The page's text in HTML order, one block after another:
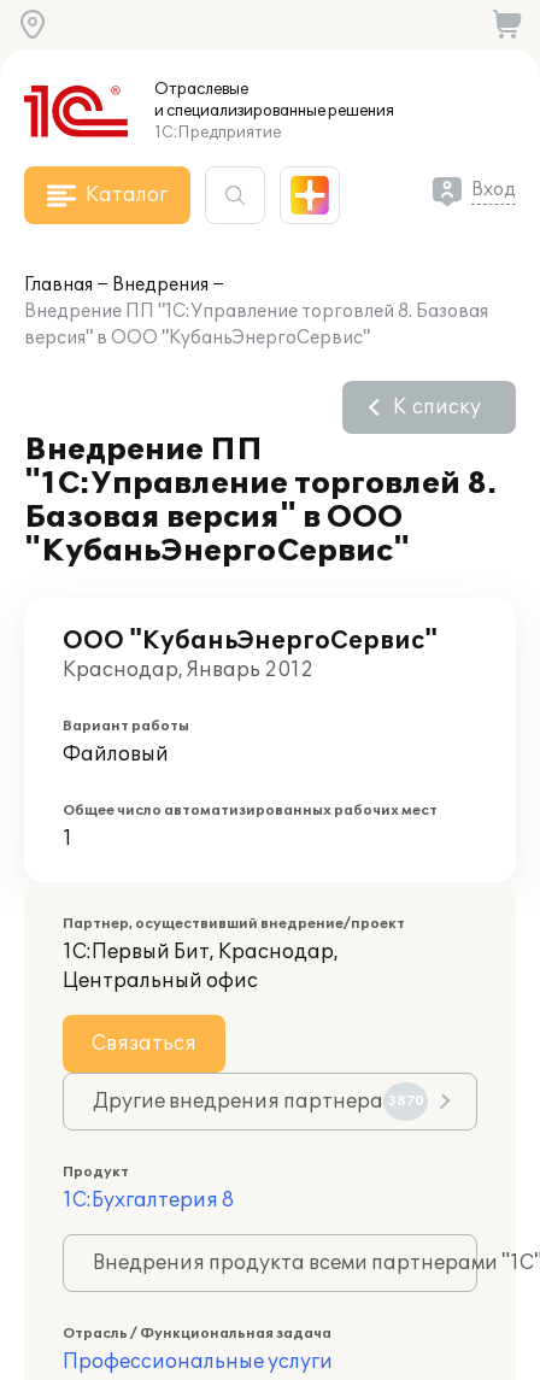
Отраслевые
и специализированныерешения
1С:Предприятие
Каталог Вход
Главная
Внедрения
Внедрение ПП "1С:Управление торговлей 8. Базовая
версия" в ООО "КубаньЭнергоСервис"
Внедрение ПП
"1С:Управление торговлей 8.
Базовая версия" в ООО
"КубаньЭнергоСервис"
К списку
ООО "КубаньЭнергоСервис"
Краснодар, Январь 2012
Вариант работы
Файловый
Общее число автоматизированных рабочих мест
1
Партнер, осуществивший внедрение/проект
1С:Первый Бит, Краснодар,
Центральный офис
Связаться
Другие внедрения партнера 3870
Продукт
1С:Бухгалтерия 8
Внедрения продукта всеми партнерами
Отрасль / Функциональная задача
Профессиональные услуги